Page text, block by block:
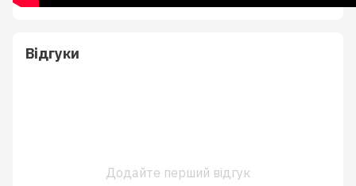
Відгуки
Додайте перший відгук